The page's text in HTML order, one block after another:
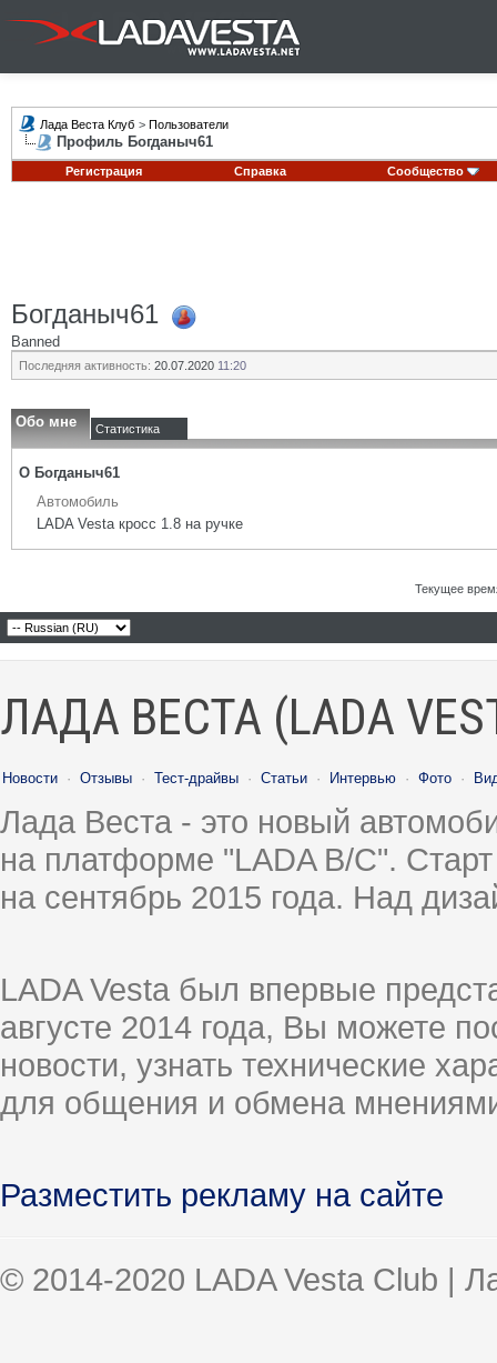
Лада Веста Клуб > Пользователи
Профиль Богданыч61
Регистрация Справка Сообщество
Богданыч61
Banned
Последняя активность: 20.07.2020 11:20
Обо мне Статистика
О Богданыч61
Автомобиль
LADA Vesta кросс 1.8 на ручке
Текущее
ЛАДА ВЕСТА (LADA
Новости · Отзывы · Тест-драйвы · Статьи · Интервью · Фото ·
Лада Веста - это новый
на платформе "LADA B/C".
на сентябрь 2015 года. Над
LADA Vesta был впервые
августе 2014 года, Вы можете
новости, узнать технические
для общения и обмена
Разместить рекламу на сайте
© 2014-2020 LADA Vesta Club |